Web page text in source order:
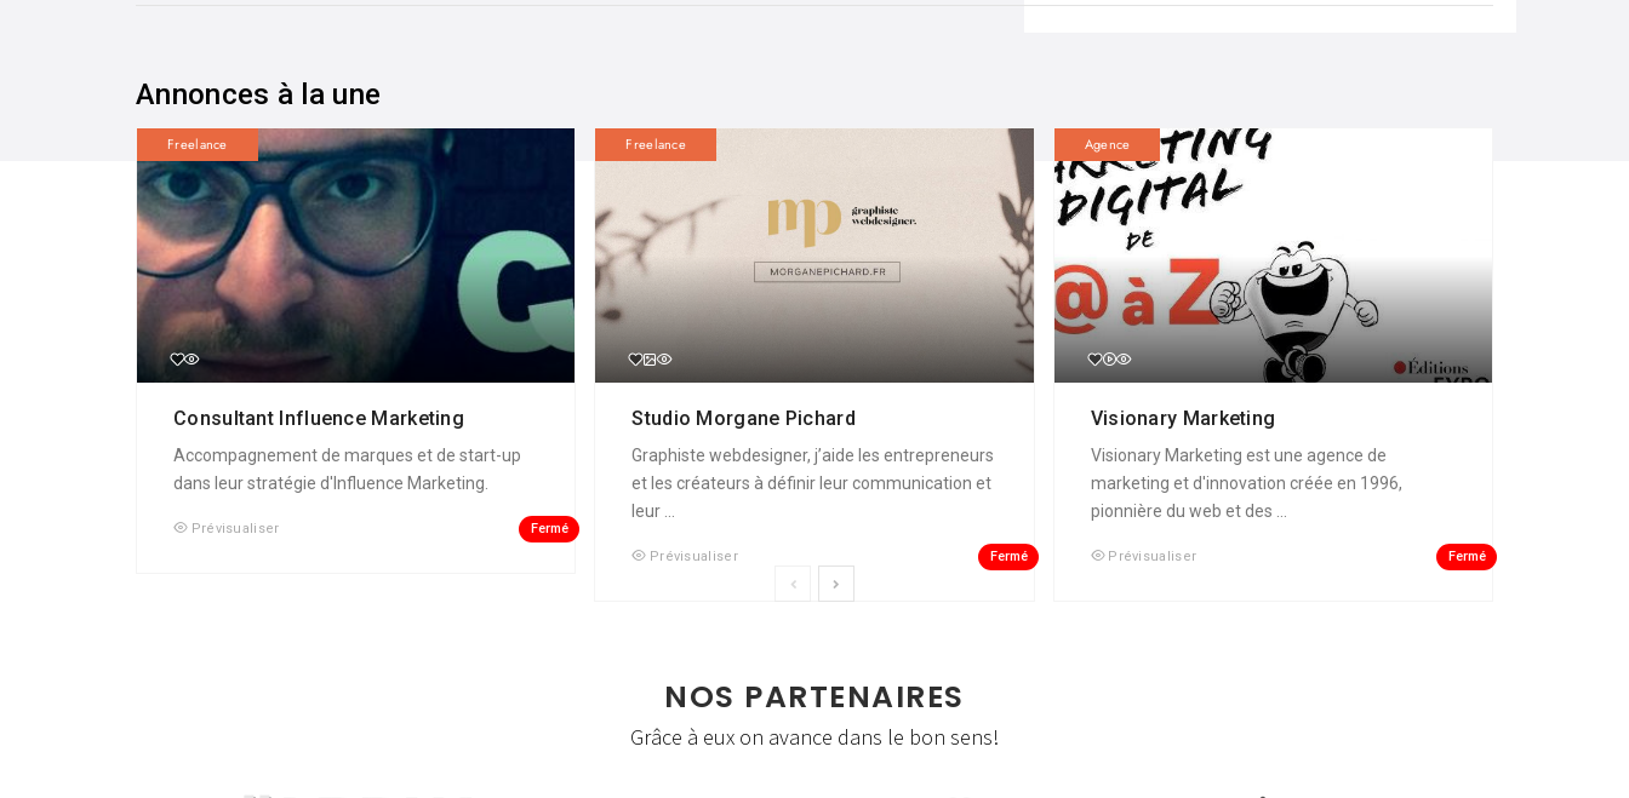
Annonces à la une
Freelance
Consultant Influence Marketing
Accompagnement de marques et de start-up
dans leur stratégie d'Influence Marketing.
Prévisualiser Fermé
Freelance
Studio Morgane Pichard
Graphiste webdesigner, j’aide les entrepreneurs
et les créateurs à définir leur communication et
leur ...
Prévisualiser Fermé
Agence
Visionary Marketing
Visionary Marketing est une agence de
marketing et d'innovation créée en 1996,
pionnière du web et des ...
Prévisualiser Fermé
NOS PARTENAIRES
Grâce à eux on avance dans le bon sens!